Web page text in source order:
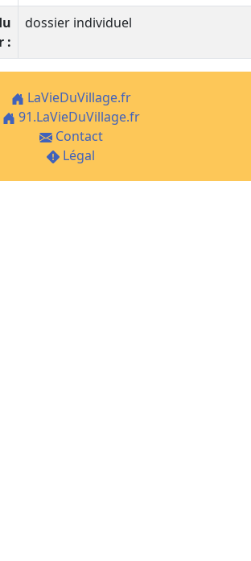
:
dossier individuel
LaVieDuVillage.fr
91.LaVieDuVillage.fr
Contact
Légal